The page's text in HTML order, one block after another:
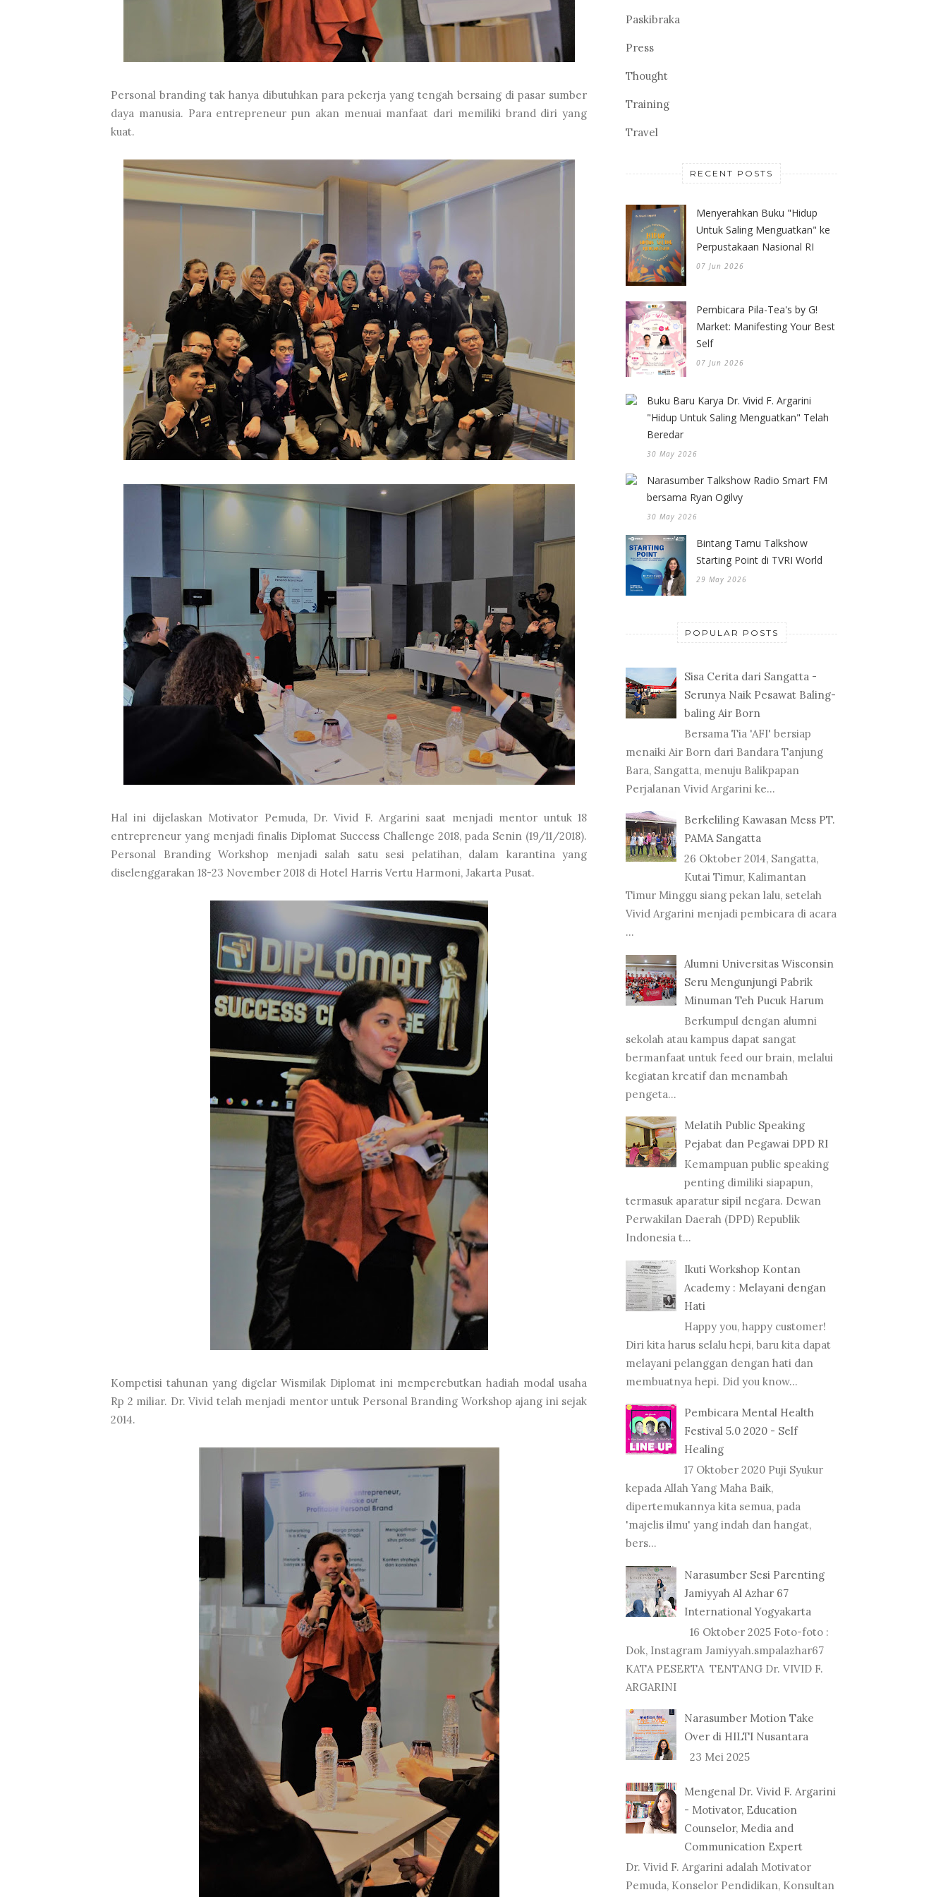
Personal branding tak hanya dibutuhkan para pekerja yang tengah bersaing di pasar sumber
daya manusia. Para entrepreneur pun akan menuai manfaat dari memiliki brand diri yang
kuat.
Hal ini dijelaskan Motivator Pemuda, Dr. Vivid F. Argarini saat menjadi mentor untuk 18
entrepreneur yang menjadi finalis Diplomat Success Challenge 2018, pada Senin (19/11/2018).
Personal Branding Workshop menjadi salah satu sesi pelatihan, dalam karantina yang
diselenggarakan 18-23 November 2018 di Hotel Harris Vertu Harmoni, Jakarta Pusat.
Kompetisi tahunan yang digelar Wismilak Diplomat ini memperebutkan hadiah modal usaha
Rp 2 miliar. Dr. Vivid telah menjadi mentor untuk Personal Branding Workshop ajang ini sejak
2014.
Paskibraka
Press
Thought
Training
Travel
RECENT POSTS
Menyerahkan Buku "Hidup
Untuk Saling Menguatkan" ke
Perpustakaan Nasional RI
07 Jun 2026
Pembicara Pila-Tea's by G!
Market: Manifesting Your Best
Self
07 Jun 2026
Buku Baru Karya Dr. Vivid F. Argarini
"Hidup Untuk Saling Menguatkan" Telah
Beredar
30 May 2026
Narasumber Talkshow Radio Smart FM
bersama Ryan Ogilvy
30 May 2026
Bintang Tamu Talkshow
Starting Point di TVRI World
29 May 2026
POPULAR POSTS
Sisa Cerita dari Sangatta -
Serunya Naik Pesawat Baling-
baling Air Born
Bersama Tia 'AFI' bersiap
menaiki Air Born dari Bandara Tanjung
Bara, Sangatta, menuju Balikpapan
Perjalanan Vivid Argarini ke...
Berkeliling Kawasan Mess PT.
PAMA Sangatta
26 Oktober 2014, Sangatta,
Kutai Timur, Kalimantan
Timur Minggu siang pekan lalu, setelah
Vivid Argarini menjadi pembicara di acara
...
Alumni Universitas Wisconsin
Seru Mengunjungi Pabrik
Minuman Teh Pucuk Harum
Berkumpul dengan alumni
sekolah atau kampus dapat sangat
bermanfaat untuk feed our brain, melalui
kegiatan kreatif dan menambah
pengeta...
Melatih Public Speaking
Pejabat dan Pegawai DPD RI
Kemampuan public speaking
penting dimiliki siapapun,
termasuk aparatur sipil negara. Dewan
Perwakilan Daerah (DPD) Republik
Indonesia t...
Ikuti Workshop Kontan
Academy : Melayani dengan
Hati
Happy you, happy customer!
Diri kita harus selalu hepi, baru kita dapat
melayani pelanggan dengan hati dan
membuatnya hepi. Did you know...
Pembicara Mental Health
Festival 5.0 2020 - Self
Healing
17 Oktober 2020 Puji Syukur
kepada Allah Yang Maha Baik,
dipertemukannya kita semua, pada
'majelis ilmu' yang indah dan hangat,
bers...
Narasumber Sesi Parenting
Jamiyyah Al Azhar 67
International Yogyakarta
16 Oktober 2025 Foto-foto :
Dok, Instagram Jamiyyah.smpalazhar67
KATA PESERTA TENTANG Dr. VIVID F.
ARGARINI
Narasumber Motion Take
Over di HILTI Nusantara
23 Mei 2025
Mengenal Dr. Vivid F. Argarini
- Motivator, Education
Counselor, Media and
Communication Expert
Dr. Vivid F. Argarini adalah Motivator
Pemuda, Konselor Pendidikan, Konsultan